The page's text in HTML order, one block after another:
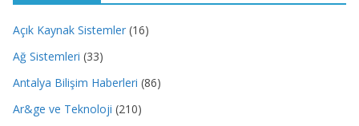
Açık Kaynak Sistemler (16)
Ağ Sistemleri (33)
Antalya Bilişim Haberleri (86)
Ar&ge ve Teknoloji (210)